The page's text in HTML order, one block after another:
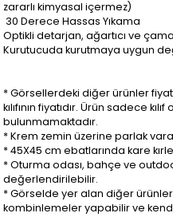
zararlı kimyasal içermez)
30 Derece Hassas Yıkama
Optikli detarjan, ağartıcı ve
Kurutucuda kurutmaya uygun
* Görsellerdeki diğer ürünler
kılıfının fiyatıdır. Ürün sadece
bulunmamaktadır.
* Krem zemin üzerine parlak varak
* 45X45 cm ebatlarında kare
* Oturma odası, bahçe ve
değerlendirilebilir.
* Görselde yer alan diğer
kombinlemeler yapabilir ve